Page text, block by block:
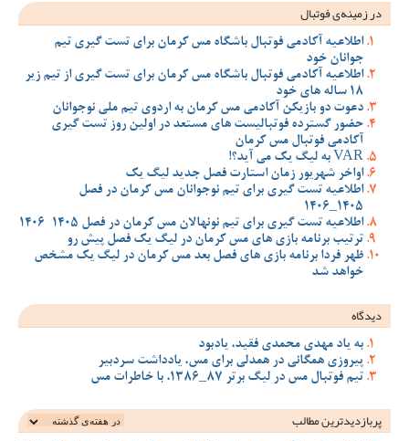
در زمینه‌ی فوتبال
اطلاعیه آکادمی فوتبال باشگاه مس کرمان برای تست گیری تیم
جوانان خود
اطلاعیه آکادمی فوتبال باشگاه مس کرمان برای تست گیری از تیم زیر
18 ساله های خود
دعوت دو بازیکن آکادمی مس کرمان به اردوی تیم ملی نوجوانان
حضور گسترده فوتبالیست های مستعد در اولین روز تست گیری
آکادمی فوتبال مس کرمان
VAR به لیگ یک می آید؟!
اواخر شهریور زمان استارت فصل جدید لیگ یک
اطلاعیه تست گیری برای تیم نوجوانان مس کرمان در فصل
1405_1406
اطلاعیه تست گیری برای تیم نونهالان مس کرمان در فصل 1405-1406
ترتیب برنامه بازی های مس کرمان در لیگ یک فصل پیش رو
ظهر فردا برنامه بازی های فصل بعد مس کرمان در لیگ یک مشخص
خواهد شد
دیدگاه
به یاد مهدی محمدی فقید، یادبود
پیروزی همگانی در همدلی برای مس، یادداشت سردبیر
تیم فوتبال مس در لیگ برتر 87_1386، با خاطرات مس
پربازدیدترین‌ مطالب